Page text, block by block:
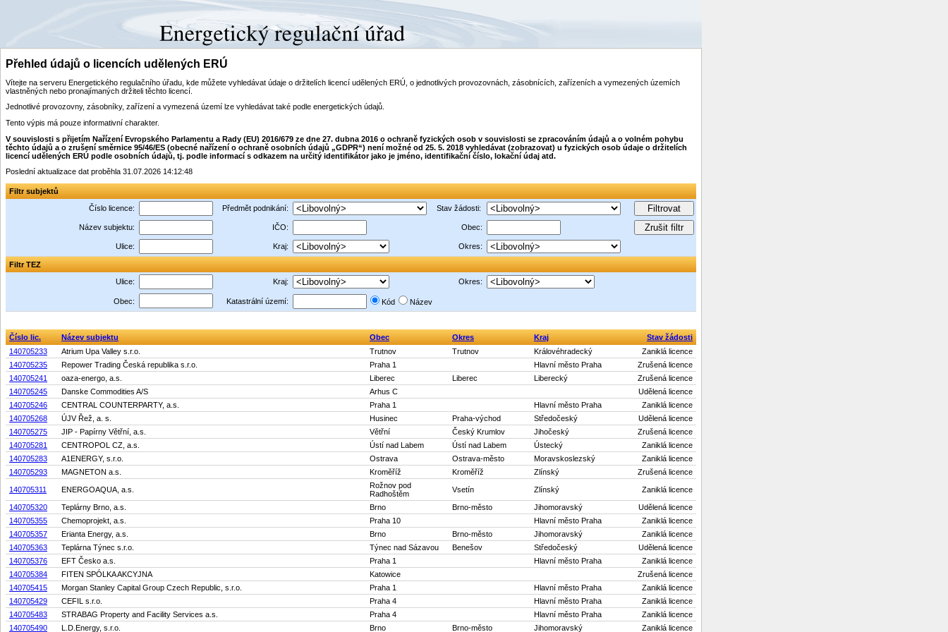
Přehled údajů o licencích udělených ERÚ
Vítejte na serveru Energetického regulačního úřadu, kde můžete vyhledávat údaje o držitelích licencí udělených ERÚ, o jednotlivých provozovnách, zásobnících, zařízeních a vymezených územích
vlastněných nebo pronajímaných držiteli těchto licencí.
Jednotlivé provozovny, zásobníky, zařízení a vymezená území lze vyhledávat také podle energetických údajů.
Tento výpis má pouze informativní charakter.
V souvislosti s přijetím Nařízení Evropského Parlamentu a Rady (EU) 2016/679 ze dne 27. dubna 2016 o ochraně fyzických osob v souvislosti se zpracováním údajů a o volném pohybu
těchto údajů a o zrušení směrnice 95/46/ES (obecné nařízení o ochraně osobních údajů „GDPR“) není možné od 25. 5. 2018 vyhledávat (zobrazovat) u fyzických osob údaje o držitelích
licencí udělených ERÚ podle osobních údajů, tj. podle informací s odkazem na určitý identifikátor jako je jméno, identifikační číslo, lokační údaj atd.
Poslední aktualizace dat proběhla 31.07.2026 14:12:48
Filtr subjektů
Číslo licence:
Předmět podnikání: Stav žádosti:
Název subjektu: IČO: Obec:
Ulice: Kraj: Okres:
Filtr TEZ
Ulice:
Kraj: Okres:
Obec: Katastrální území: Kód Název
Číslo lic. Název subjektu Obec Okres Kraj
Stav žádosti
140705233
Atrium Upa Valley s.r.o. Trutnov Trutnov Královéhradecký
Zaniklá licence
140705235
Repower Trading Česká republika s.r.o. Praha 1 Hlavní město Praha
Zrušená licence
140705241
oaza-energo, a.s. Liberec Liberec Liberecký
Zrušená licence
140705245
Danske Commodities A/S Arhus C
Udělená licence
140705246
CENTRAL COUNTERPARTY, a.s. Praha 1 Hlavní město Praha
Zaniklá licence
140705268
ÚJV Řež, a. s. Husinec Praha-východ Středočeský
Udělená licence
140705275
JIP - Papírny Větřní, a.s. Větřní Český Krumlov Jihočeský
Zrušená licence
140705281
CENTROPOL CZ, a.s. Ústí nad Labem Ústí nad Labem Ústecký
Zaniklá licence
140705283
A1ENERGY, s.r.o. Ostrava Ostrava-město Moravskoslezský
Zaniklá licence
140705293
MAGNETON a.s. Kroměříž Kroměříž Zlínský Zrušená licence
140705311 ENERGOAQUA, a.s.
Rožnov pod
Radhoštěm
Vsetín Zlínský Zaniklá licence
140705320 Teplárny Brno, a.s. Brno Brno-město Jihomoravský
Udělená licence
140705355
Chemoprojekt, a.s. Praha 10 Hlavní město Praha
Zaniklá licence
140705357
Erianta Energy, a.s. Brno Brno-město Jihomoravský
Zaniklá licence
140705363
Teplárna Týnec s.r.o. Týnec nad Sázavou Benešov Středočeský
Udělená licence
140705376
EFT Česko a.s. Praha 1 Hlavní město Praha
Zaniklá licence
140705384
FITEN SPÓLKA AKCYJNA Katowice
Zrušená licence
140705415
Morgan Stanley Capital Group Czech Republic, s.r.o. Praha 1 Hlavní město Praha
Zaniklá licence
140705429
CEFIL s.r.o. Praha 4 Hlavní město Praha
Zaniklá licence
140705483
STRABAG Property and Facility Services a.s. Praha 4 Hlavní město Praha
Zaniklá licence
140705490
L.D.Energy, s.r.o. Brno Brno-město Jihomoravský Zaniklá licence